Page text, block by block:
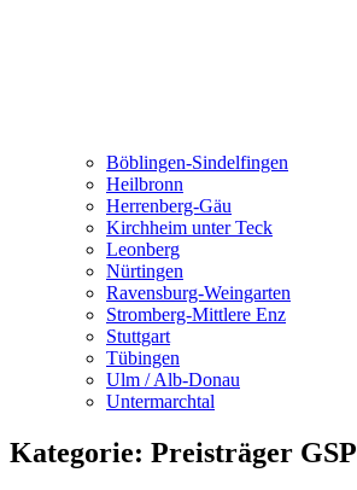
Böblingen-Sindelfingen
Heilbronn
Herrenberg-Gäu
Kirchheim unter Teck
Leonberg
Nürtingen
Ravensburg-Weingarten
Stromberg-Mittlere Enz
Stuttgart
Tübingen
Ulm / Alb-Donau
Untermarchtal
Kategorie: Preisträger GSP